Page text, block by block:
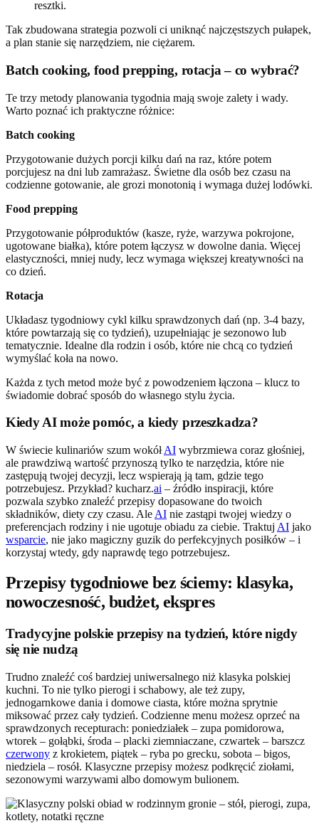
resztki.
Tak zbudowana strategia pozwoli ci uniknąć najczęstszych pułapek,
a plan stanie się narzędziem, nie ciężarem.
Batch cooking, food prepping, rotacja – co wybrać?
Te trzy metody planowania tygodnia mają swoje zalety i wady.
Warto poznać ich praktyczne różnice:
Batch cooking
Przygotowanie dużych porcji kilku dań na raz, które potem
porcjujesz na dni lub zamrażasz. Świetne dla osób bez czasu na
codzienne gotowanie, ale grozi monotonią i wymaga dużej lodówki.
Food prepping
Przygotowanie półproduktów (kasze, ryże, warzywa pokrojone,
ugotowane białka), które potem łączysz w dowolne dania. Więcej
elastyczności, mniej nudy, lecz wymaga większej kreatywności na
co dzień.
Rotacja
Układasz tygodniowy cykl kilku sprawdzonych dań (np. 3-4 bazy,
które powtarzają się co tydzień), uzupełniając je sezonowo lub
tematycznie. Idealne dla rodzin i osób, które nie chcą co tydzień
wymyślać koła na nowo.
Każda z tych metod może być z powodzeniem łączona – klucz to
świadomie dobrać sposób do własnego stylu życia.
Kiedy AI może pomóc, a kiedy przeszkadza?
W świecie kulinariów szum wokółAI wybrzmiewa coraz głośniej,
ale prawdziwą wartość przynoszą tylko te narzędzia, które nie
zastępują twojej decyzji, lecz wspierają ją tam, gdzie tego
potrzebujesz. Przykład? kucharz.ai – źródło inspiracji, które
pozwala szybko znaleźć przepisy dopasowane do twoich
składników, diety czy czasu. Ale AI nie zastąpi twojej wiedzy o
preferencjach rodziny i nie ugotuje obiadu za ciebie. Traktuj AI jako
wsparcie, nie jako magiczny guzik do perfekcyjnych posiłków – i
korzystaj wtedy, gdy naprawdę tego potrzebujesz.
Przepisy tygodniowe bez ściemy: klasyka,
nowoczesność, budżet, ekspres
Tradycyjne polskie przepisy na tydzień, które nigdy
się nie nudzą
Trudno znaleźć coś bardziej uniwersalnego niż klasyka polskiej
kuchni. To nie tylko pierogi i schabowy, ale też zupy,
jednogarnkowe dania i domowe ciasta, które można sprytnie
miksować przez cały tydzień. Codzienne menu możesz oprzeć na
sprawdzonych recepturach: poniedziałek – zupa pomidorowa,
wtorek – gołąbki, środa – placki ziemniaczane, czwartek – barszcz
czerwony z krokietem, piątek – ryba po grecku, sobota – bigos,
niedziela – rosół. Klasyczne przepisy możesz podkręcić ziołami,
sezonowymi warzywami albo domowym bulionem.